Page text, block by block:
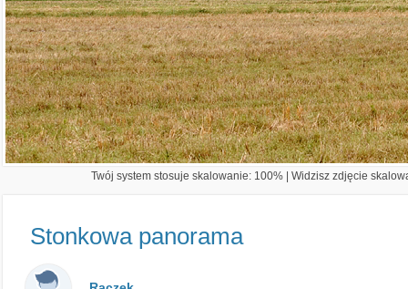
Twój system stosuje skalowanie: 100% | Widzisz zdjęcie
Stonkowa panorama